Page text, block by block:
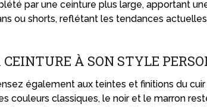
par une ceinture plus large, apportant
ou shorts, reflétant les tendances
À SON STYLE
également aux teintes et finitions du
couleurs classiques, le noir et le marron